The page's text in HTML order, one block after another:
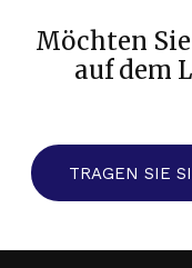
Möchten
auf dem
TRAGEN SIE